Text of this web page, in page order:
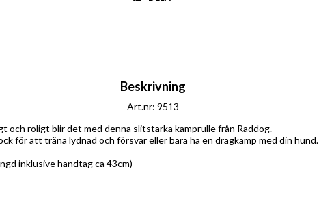
Beskrivning
Art.nr: 9513
och roligt blir det med denna slitstarka kamprulle från Raddog.
för att träna lydnad och försvar eller bara ha en dragkamp med din hund.
inklusive handtag ca 43cm)